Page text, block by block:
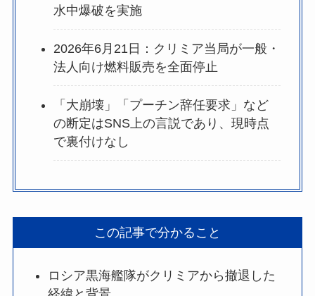
水中爆破を実施
2026年6月21日：クリミア当局が一般・
法人向け燃料販売を全面停止
「大崩壊」「プーチン辞任要求」など
の断定はSNS上の言説であり、現時点
で裏付けなし
この記事で分かること
ロシア黒海艦隊がクリミアから撤退した